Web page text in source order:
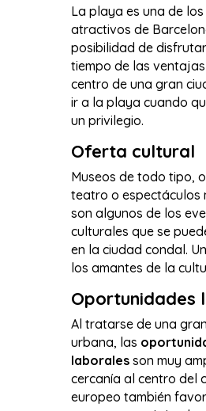
La playa es una de
atractivos de
posibilidad de
tiempo de las
centro de una gran
ir a la playa cuando
un privilegio.
Oferta cultural
Museos de todo tipo,
teatro o espectáculos
son algunos de los
culturales que se
en la ciudad condal.
los amantes de la
Oportunidades
Al tratarse de una
urbana, las
laborales son muy
cercanía al centro del
europeo también